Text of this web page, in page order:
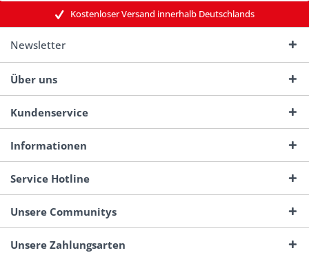
Kostenloser Versand innerhalb Deutschlands
Newsletter
Über uns
Kundenservice
Informationen
Service Hotline
Unsere Communitys
Unsere Zahlungsarten